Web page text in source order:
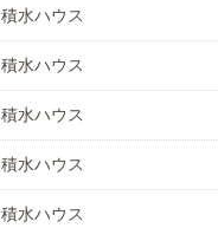
積水ハウス
積水ハウス
積水ハウス
積水ハウス
積水ハウス